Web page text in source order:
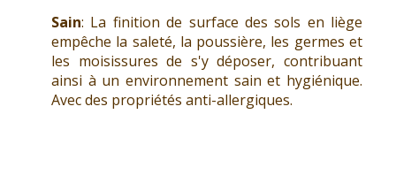
Sain: La finition de surface des sols en liège
empêche la saleté, la poussière, les germes et
les moisissures de s'y déposer, contribuant
ainsi à un environnement sain et hygiénique.
Avec des propriétés anti-allergiques.